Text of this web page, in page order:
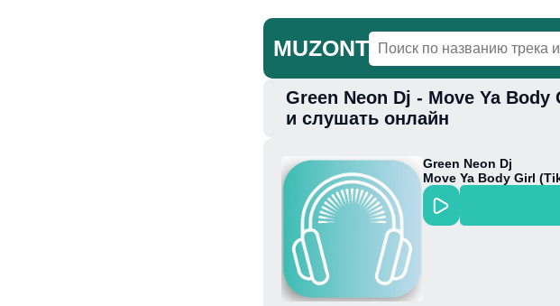
MUZONT
Главная Новинки
Green Neon Dj - Move Ya
и слушать онлайн
Green Neon Dj
Move Ya Body Girl